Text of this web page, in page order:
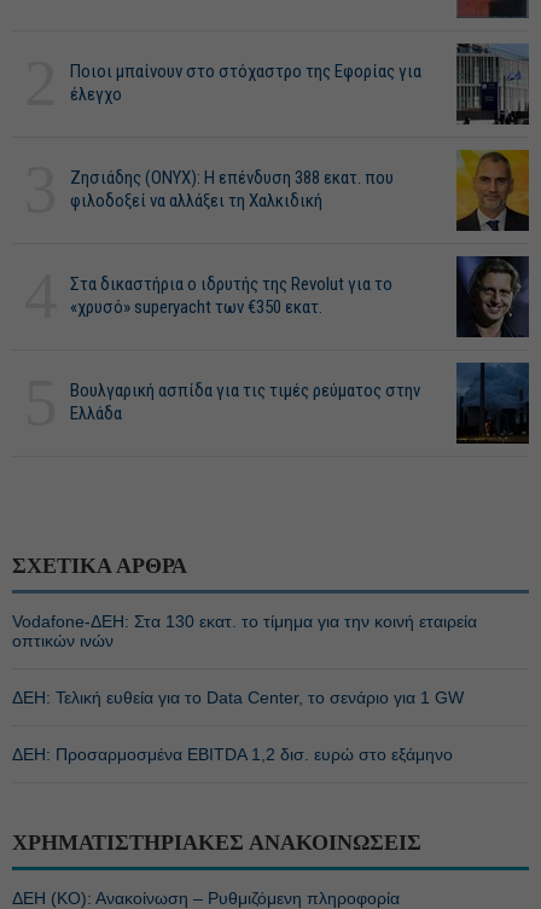
Ποιοι μπαίνουν στο στόχαστρο της Εφορίας για
έλεγχο
Ζησιάδης (ONYX): Η επένδυση 388 εκατ. που
φιλοδοξεί να αλλάξει τη Χαλκιδική
Στα δικαστήρια ο ιδρυτής της Revolut για το
«χρυσό» superyacht των €350 εκατ.
Βουλγαρική ασπίδα για τις τιμές ρεύματος στην
Ελλάδα
ΣΧΕΤΙΚΑ ΑΡΘΡΑ
Vodafone-ΔΕΗ: Στα 130 εκατ. το τίμημα για την κοινή εταιρεία
οπτικών ινών
ΔΕΗ: Τελική ευθεία για το Data Center, το σενάριο για 1 GW
ΔΕΗ: Προσαρμοσμένα EBITDA 1,2 δισ. ευρώ στο εξάμηνο
ΧΡΗΜΑΤΙΣΤΗΡΙΑΚΕΣ ΑΝΑΚΟΙΝΩΣΕΙΣ
ΔΕΗ (ΚΟ): Ανακοίνωση – Ρυθμιζόμενη πληροφορία